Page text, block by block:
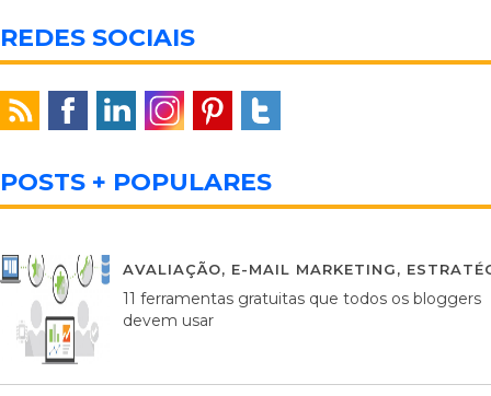
REDES SOCIAIS
POSTS + POPULARES
AVALIAÇÃO, E-MAIL MARKETING,
11 ferramentas gratuitas que todos os bloggers
devem usar